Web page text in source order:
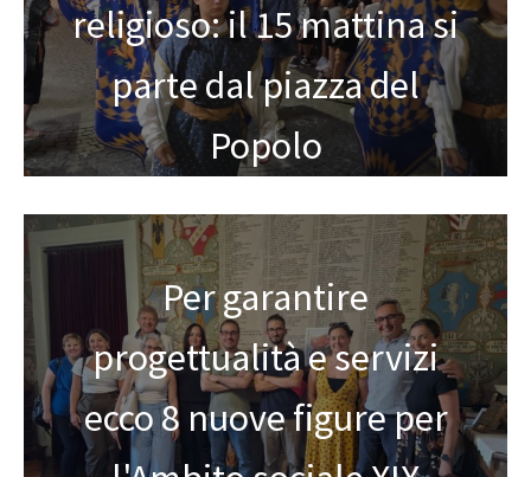
religioso: il 15 mattina si
parte dal piazza del
Popolo
Per garantire
progettualità e servizi
ecco 8 nuove figure per